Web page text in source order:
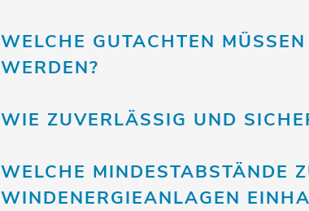
WELCHE GUTACHTEN
WERDEN?
WIE ZUVERLÄSSIG UND
WELCHE MINDESTABSTÄNDE
INDENERGIEANLAGEN